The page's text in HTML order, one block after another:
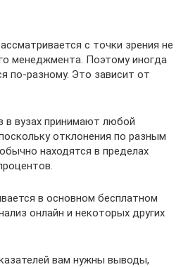
с точки зрения не
менеджмента. Поэтому иногда
по-разному. Это зависит от
в вузах принимают любой
отклонения по разным
находятся в пределах
в основном бесплатном
онлайн и некоторых других
вам нужны выводы,